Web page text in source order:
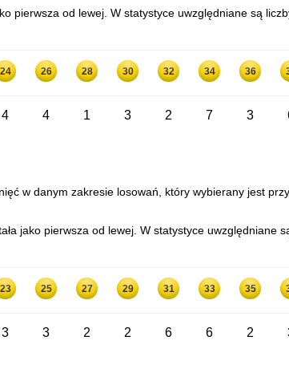
pierwsza od lewej. W statystyce uwzględniane są
24 26 28 30 32 34 36
4 4 1 3 2 7 3
w danym zakresie losowań, który wybierany jest przy
jako pierwsza od lewej. W statystyce uwzględniane
23 25 27 29 31 33 35
3 3 2 2 6 6 2